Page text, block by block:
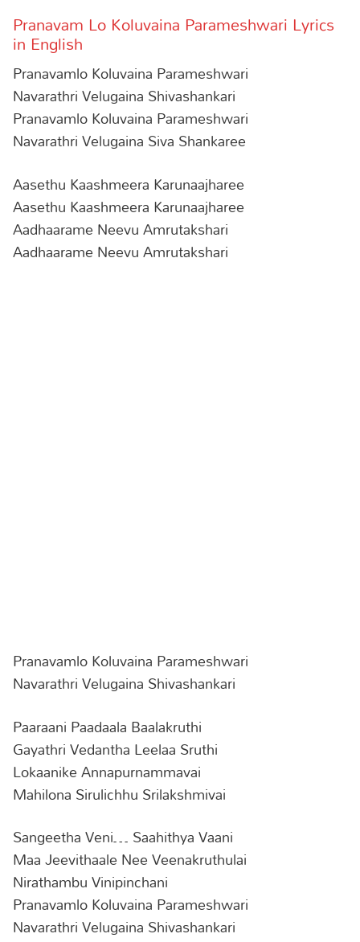
Pranavam Lo Koluvaina Parameshwari Lyrics
in English
Pranavamlo Koluvaina Parameshwari
Navarathri Velugaina Shivashankari
Pranavamlo Koluvaina Parameshwari
Navarathri Velugaina Siva Shankaree
Aasethu Kaashmeera Karunaajharee
Aasethu Kaashmeera Karunaajharee
Aadhaarame Neevu Amrutakshari
Aadhaarame Neevu Amrutakshari
Pranavamlo Koluvaina Parameshwari
Navarathri Velugaina Shivashankari
Paaraani Paadaala Baalakruthi
Gayathri Vedantha Leelaa Sruthi
Lokaanike Annapurnammavai
Mahilona Sirulichhu Srilakshmivai
Sangeetha Veni… Saahithya Vaani
Maa Jeevithaale Nee Veenakruthulai
Nirathambu Vinipinchani
Pranavamlo Koluvaina Parameshwari
Navarathri Velugaina Shivashankari